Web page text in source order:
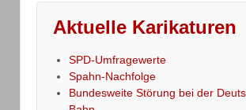
Aktuelle Karikaturen
SPD-Umfragewerte
Spahn-Nachfolge
Bundesweite Störung bei der